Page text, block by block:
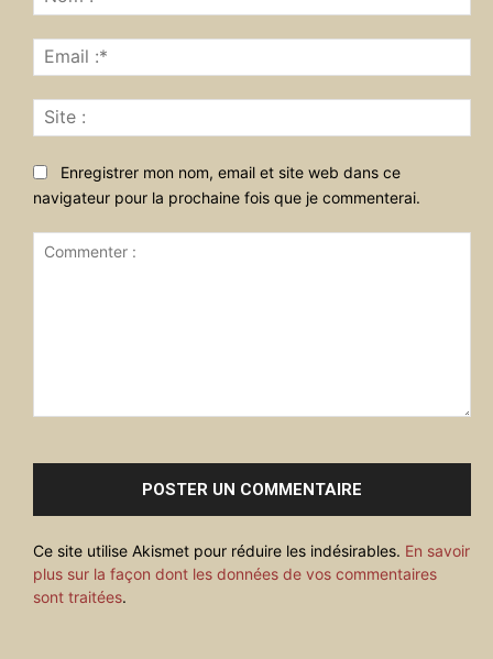
:*
:*
:
Enregistrer mon nom, email et site web dans ce
navigateur pour la prochaine fois que je commenterai.
Ce site utilise Akismet pour réduire les indésirables. En savoir
plus sur la façon dont les données de vos commentaires
sont traitées.